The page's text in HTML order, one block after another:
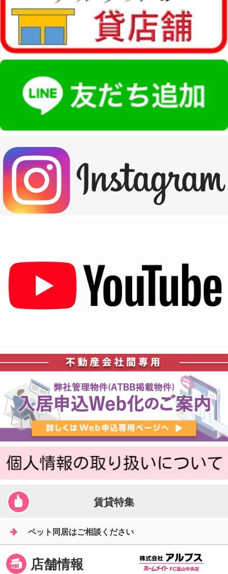
賃貸特集
ペット同居はご相談ください
店舗情報